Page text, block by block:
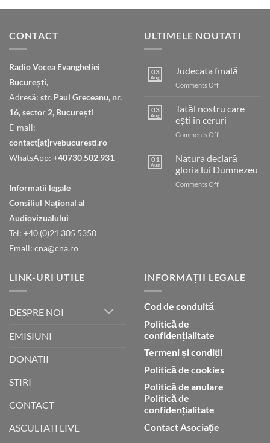
CONTACT
Radio Vocea Evangheliei
București,
Adresă: str. Paul Greceanu, nr.
16, sector 2, București
E-mail:
contact[at]rvebucuresti.ro
WhatsApp: +40730.502.931
Informatii legale
Consiliul Naţional al
Audiovizualului
Tel: +40 (0)21 305 5350
Email: cna@cna.ro
ULTIMELE NOUTATI
03
Aug
Judecata finală
Comments Offon
03
Aug
Tatăl nostru care
ești în ceruri
Comments Offon
nostru
care
ești
în
01
Aug
Natura declară
gloria lui Dumnezeu
Comments Offon
LINK-URI UTILE
DESPRE NOI
EMISIUNI
DONATII
STIRI
CONTACT
ASCULTATI LIVE
INFORMAȚII LEGALE
Cod de conduită
Politică de
confidențialitate
Termeni și condiții
Politică de cookies
Politică de anulare
Politică de
confidențialitate
Contact Asociație